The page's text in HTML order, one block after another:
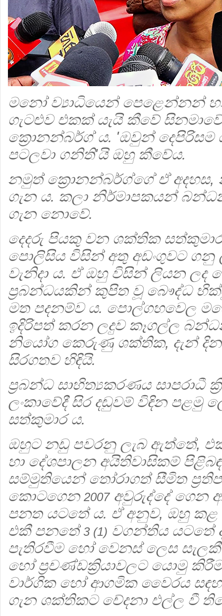
මනෝ ව්‍යාධියෙන් පෙළෙන්නන්
ගැටළුව එකක් යැයි කීවේ
ක්‍රොනන්බර්ග් ය. 'ඔවුන් දෙපිරිසම
පටලවා ගනිති'යි ඔහු කීවේය.
නමුත් ක්‍රොනන්බර්ග්ගේ ඒ අදහස,
ගැන ය. කලා නිර්මාපකයන්
ගැන නොවේ.
දෙදරු පියකු වන ශක්තික
පොලිසිය විසින් අතු අඩංගුවට ගනු
වැනිදා ය. ඒ ඔහු විසින් ලියන ලද
ප්‍රබන්ධයකින් කුපිත වූ බෞද්ධ
මත පදනම්ව ය. පොල්ගහවෙල
ඉදිරිපත් කරන ලදුව කෑගල්ල
නියෝග කෙරුණු ශක්තික, දැන්
සිරගතව හිඳියි.
ප්‍රබන්ධ සාහිත්‍යකරණය සාපරාධී
ලංකාවේදී සිර දඬුවම් විඳින පළමු
සත්කුමාර ය.
ඔහුට නඩු පවරනු ලැබ ඇත්තේ,
හා දේශපාලන අයිතිවාසිකම්
සම්මුතියෙන් තෝරාගත් සීමිත
කොටගෙන 2007අවුරුද්දේ ගෙන
පනත යටතේ ය. ඒ අනුව, ඔහු කළ
එකී පනතේ3 (1) වගන්තිය යටතේ
පැතිරවීම හෝ වෙනස් ලෙස
හෝ ප්‍රචණ්ඩක්‍රියාවලට යොමු
වාර්ගික හෝ ආගමික වෛරය
ගැන ශක්තිකට චේදනා එල්ල වී